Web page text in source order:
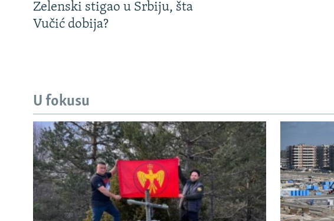
Zelenski stigao u Srbiju, šta
Vučić dobija?
U fokusu